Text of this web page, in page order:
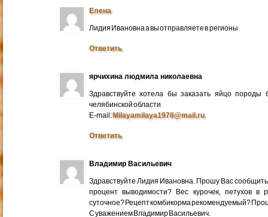
Елена
Лидия Ивановна а вы отправляете в регионы
Ответить
ярчихина людмила николаевна
Здравствуйте хотела бы заказать яйцо
челябинской области
E-mail:Milayamilaya1978@mail.ru
Ответить
Владимир Васильевич
Здравствуйте Лидия Ивановна. Прошу Вас
процент выводимости? Вес курочек, петухов в
суточное? Рецепт комбикорма рекомендуемый?
С уважением Владимир Васильевич.